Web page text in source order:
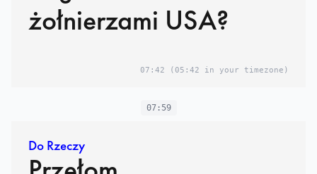
żołnierzami USA?
07:42 (05:42 in your timezone)
07:59
Do Rzeczy